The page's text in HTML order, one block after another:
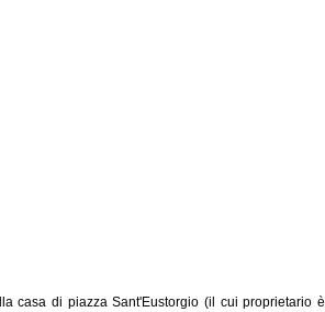
casa di piazza Sant'Eustorgio (il cui